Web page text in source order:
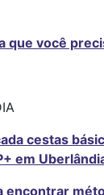
que você
cestas
em
encontrar